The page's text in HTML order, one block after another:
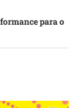
para o